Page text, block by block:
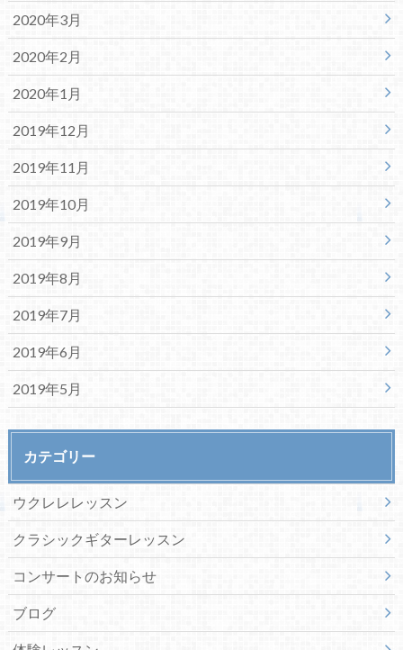
2020年3月
2020年2月
2020年1月
2019年12月
2019年11月
2019年10月
2019年9月
2019年8月
2019年7月
2019年6月
2019年5月
カテゴリー
ウクレレレッスン
クラシックギターレッスン
コンサートのお知らせ
ブログ